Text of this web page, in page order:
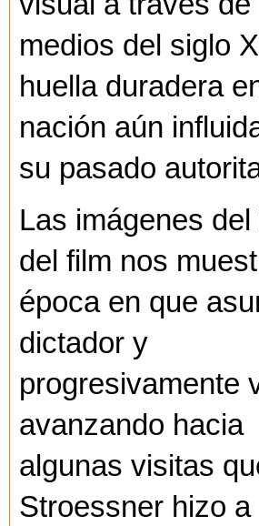
medios del siglo
huella duradera
nación aún
su pasado
Las imágenes del
del film nos
época en que
dictador y
progresivamente
avanzando hacia
algunas visitas
Stroessner hizo a